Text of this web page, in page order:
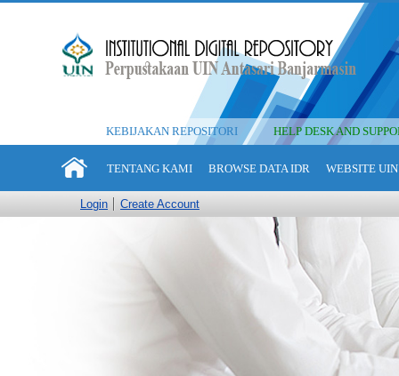
KEBIJAKAN REPOSITORI HELP DESK AND
TENTANG KAMI BROWSE DATA IDR WEBSITE
Login Create Account